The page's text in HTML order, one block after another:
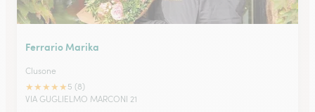
Ferrario Marika
Clusone
★★★★★ 5 (8)
VIA GUGLIELMO MARCONI 21